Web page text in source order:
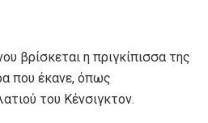
βρίσκεται η πριγκίπισσα της
που έκανε, όπως
του Κένσιγκτον.